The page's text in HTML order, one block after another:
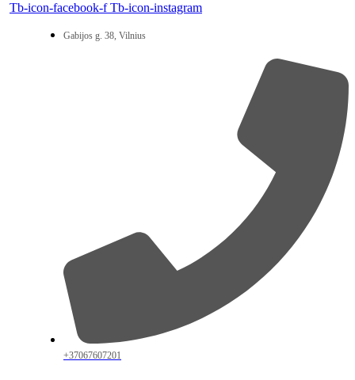
Tb-icon-facebook-f Tb-icon-instagram
Gabijos g. 38, Vilnius
+37067607201